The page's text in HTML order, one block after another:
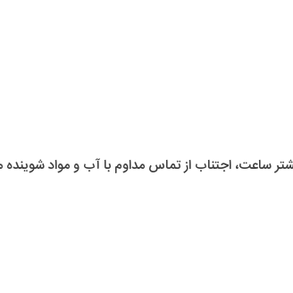
اجتناب از تماس مداوم با آب و مواد شوینده